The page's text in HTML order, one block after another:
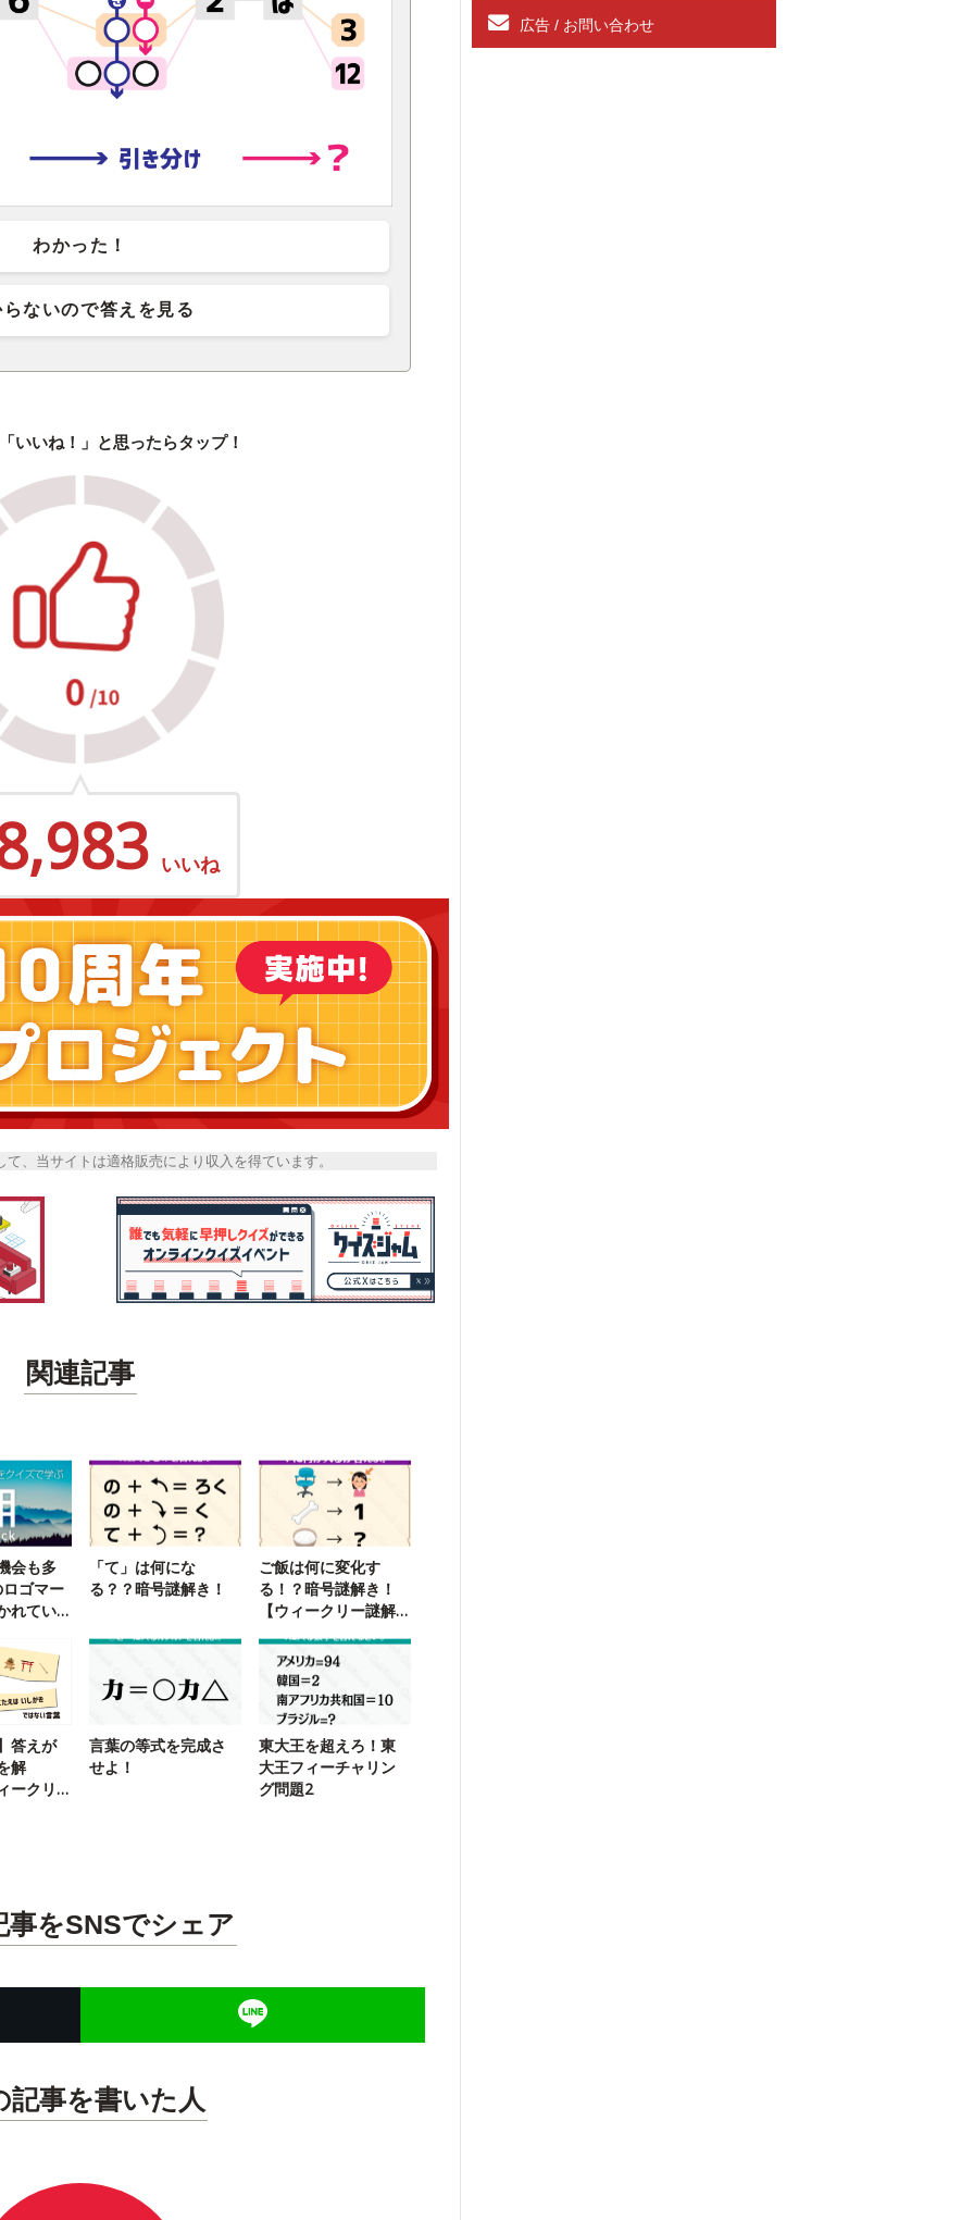
わかった！
ないので答えを見る
いいね！」と思ったらタップ！
いいね
、当サイトは適格販売により収入を得ています。
関連記事
会も多
ゴマー
れてい
「て」は何にな
る？？暗号謎解き！
ご飯は何に変化す
る！？暗号謎解き！
【ウィークリー謎解
答えが
解
ークリ
言葉の等式を完成さ
せよ！
東大王を超えろ！東
大王フィーチャリン
グ問題2
事をSNSでシェア
記事を書いた人
広告 / お問い合わせ